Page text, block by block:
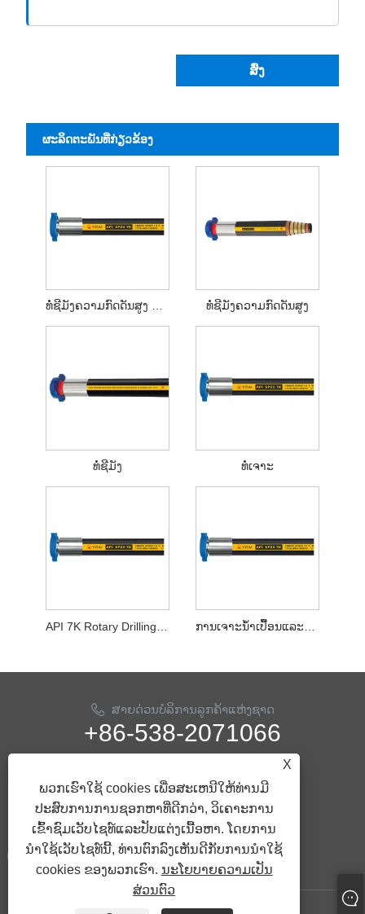
ສົ່ງ
ຜະ​ລິດ​ຕະ​ພັນ​ທີ່​ກ່ຽວ​ຂ້ອງ
ທໍ່ຊີມັງຄວາມກົດດັນສູງ API 7K ທໍ່ຊີມັງຄວາມກົດດັນສູງ
ທໍ່ຊີມັງ ທໍ່ເຈາະ
ການເຈາະນ້ໍາເປື້ອນແລະກາບການດູດຊືມອາຫານແຊບ
ສາຍດ່ວນບໍລິການລູກຄ້າແຫ່ງຊາດ
+86-538-2071066
info@ythose.cn
ຕິດ​ຕາມ​ພວກ​ເຮົາ
ບໍລິສັດລິຂະສິດ© 2023 Shandong Yaitai Hydai Prodi.
X
ພວກເຮົາໃຊ້ cookies ເພື່ອສະເຫນີໃຫ້ທ່ານມີ
ປະສົບການການຊອກຫາທີ່ດີກວ່າ, ວິເຄາະການ
ເຂົ້າຊົມເວັບໄຊທ໌ແລະປັບແຕ່ງເນື້ອຫາ. ໂດຍການ
ນໍາໃຊ້ເວັບໄຊທ໌ນີ້, ທ່ານຕົກລົງເຫັນດີກັບການນໍາໃຊ້
cookies ຂອງພວກເຮົາ. ນະໂຍບາຍຄວາມເປັນ
ສ່ວນຕົວ